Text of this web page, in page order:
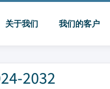
关于我们 我们的客户
2032